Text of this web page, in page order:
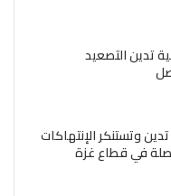
تدين التصعيد
وتستنكر الإنتهاكات
في قطاع غزة